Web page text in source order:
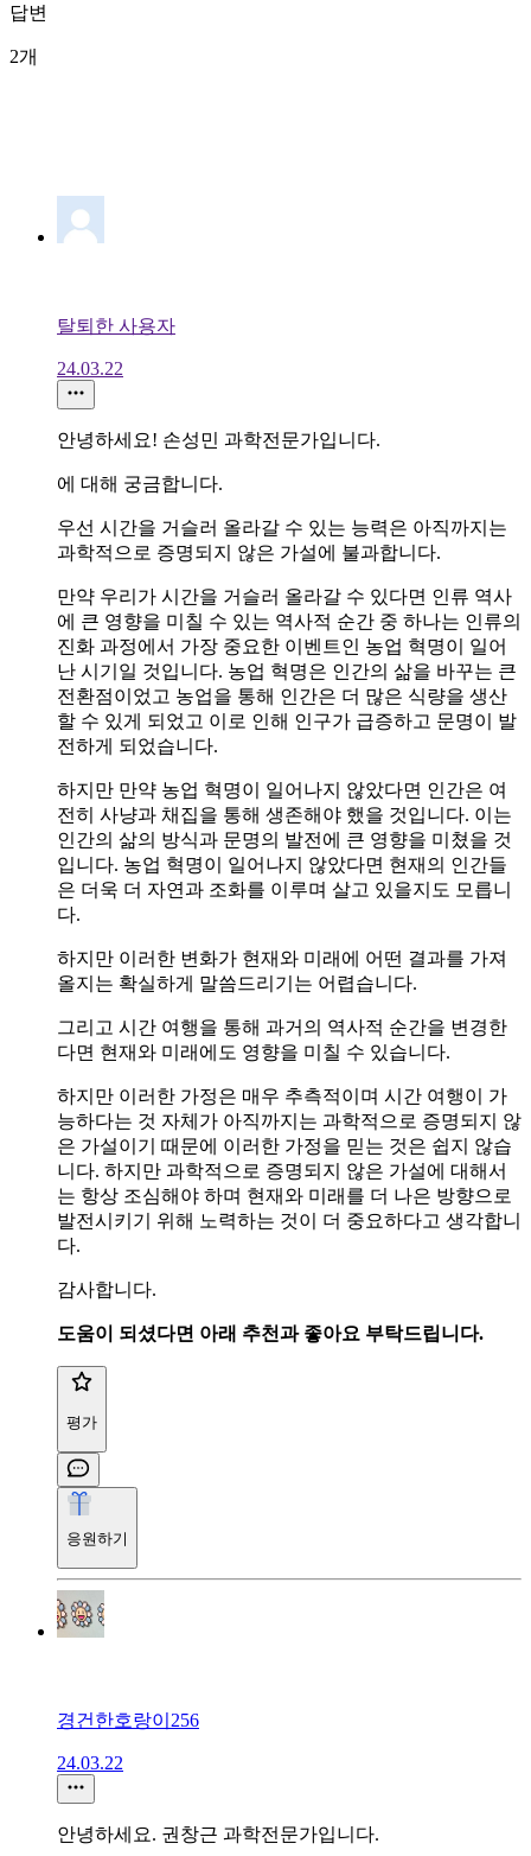
답변
2개
탈퇴한 사용자
24.03.22
안녕하세요! 손성민 과학전문가입니다.
에 대해 궁금합니다.
우선 시간을 거슬러 올라갈 수 있는 능력은 아직까지는
과학적으로 증명되지 않은 가설에 불과합니다.
만약 우리가 시간을 거슬러 올라갈 수 있다면 인류 역사
에 큰 영향을 미칠 수 있는 역사적 순간 중 하나는 인류의
진화 과정에서 가장 중요한 이벤트인 농업 혁명이 일어
난 시기일 것입니다. 농업 혁명은 인간의 삶을 바꾸는 큰
전환점이었고 농업을 통해 인간은 더 많은 식량을 생산
할 수 있게 되었고 이로 인해 인구가 급증하고 문명이 발
전하게 되었습니다.
하지만 만약 농업 혁명이 일어나지 않았다면 인간은 여
전히 사냥과 채집을 통해 생존해야 했을 것입니다. 이는
인간의 삶의 방식과 문명의 발전에 큰 영향을 미쳤을 것
입니다. 농업 혁명이 일어나지 않았다면 현재의 인간들
은 더욱 더 자연과 조화를 이루며 살고 있을지도 모릅니
다.
하지만 이러한 변화가 현재와 미래에 어떤 결과를 가져
올지는 확실하게 말씀드리기는 어렵습니다.
그리고 시간 여행을 통해 과거의 역사적 순간을 변경한
다면 현재와 미래에도 영향을 미칠 수 있습니다.
하지만 이러한 가정은 매우 추측적이며 시간 여행이 가
능하다는 것 자체가 아직까지는 과학적으로 증명되지 않
은 가설이기 때문에 이러한 가정을 믿는 것은 쉽지 않습
니다. 하지만 과학적으로 증명되지 않은 가설에 대해서
는 항상 조심해야 하며 현재와 미래를 더 나은 방향으로
발전시키기 위해 노력하는 것이 더 중요하다고 생각합니
다.
감사합니다.
도움이 되셨다면 아래 추천과 좋아요 부탁드립니다.
평가
응원하기
경건한호랑이256
24.03.22
안녕하세요. 권창근 과학전문가입니다.